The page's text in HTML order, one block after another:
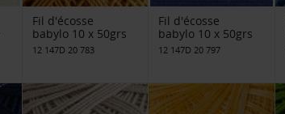
Fil d'écosse
babylo 10 x 50grs
12 147D 20 783
Fil d'écosse
babylo 10 x 50grs
12 147D 20 797